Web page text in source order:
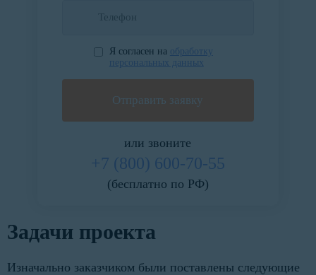
Я согласен на обработку
персональных данных
или звоните
+7 (800) 600-70-55
(бесплатно по РФ)
Задачи проекта
Изначально заказчиком были поставлены следующие